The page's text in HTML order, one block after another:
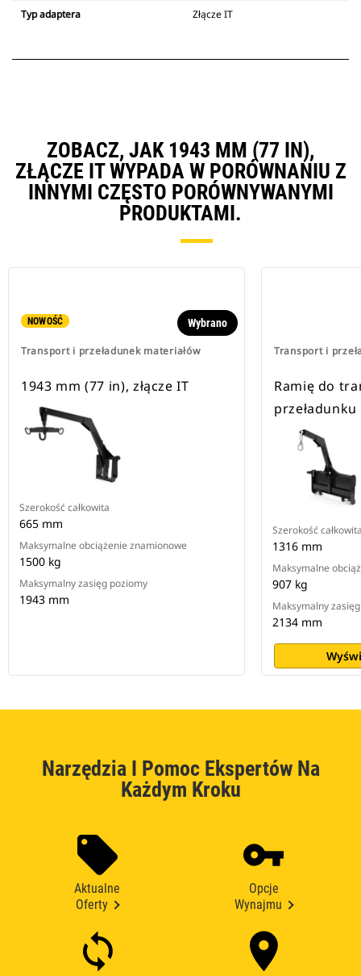
Typ adaptera Złącze IT
ZOBACZ, JAK 1943 MM (77 IN),
ZŁĄCZE IT WYPADA W PORÓWNANIU Z
INNYMI CZĘSTO PORÓWNYWANYMI
PRODUKTAMI.
NOWOŚĆ
Transport i przeładunek materiałów
Wybrano
1943 mm (77 in), złącze IT
Szerokość całkowita
665 mm
Maksymalne obciążenie znamionowe
1500 kg
Maksymalny zasięg poziomy
1943 mm
Transport i
Ramię do
Szerokość
1316 mm
Maksymalne
907 kg
Maksymalny
2134 mm
Narzędzia I Pomoc Ekspertów Na
Każdym Kroku
Aktualne
Oferty
Opcje
Wynajmu